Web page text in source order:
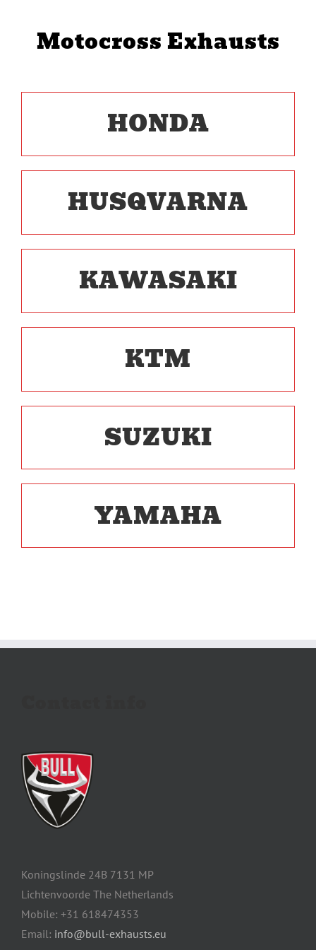
Motocross Exhausts
HONDA
HUSQVARNA
KAWASAKI
KTM
SUZUKI
YAMAHA
Koningslinde 24B 7131 MP
Lichtenvoorde The Netherlands
Mobile: +31 618474353
Email: info@bull-exhausts.eu